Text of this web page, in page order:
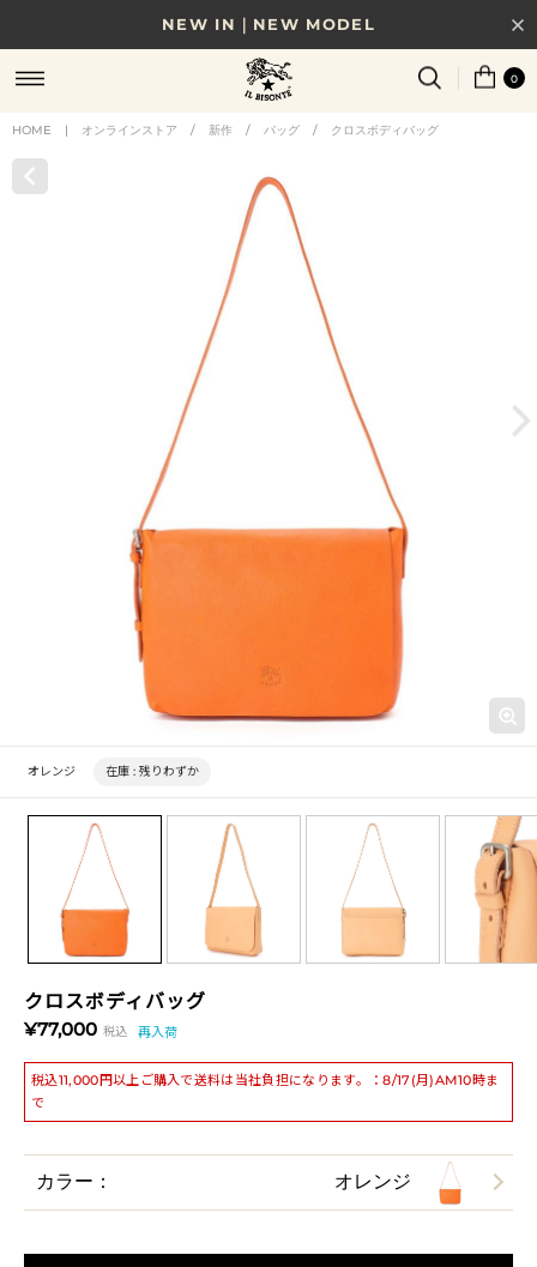
NEW IN｜NEW MODEL
8/17(月)10時まで｜税込11,000円以上で送料無料
贈る相手やシーンから選べる、新しいギフトガイド
0
HOME | オンラインストア / 新作 / バッグ / クロスボディバッグ
クロスボディバッグ
¥77,000 税込 再入荷
税込11,000円以上ご購入で送料は当社負担になります。：8/17(月)AM10時ま
で
オレンジ 在庫 : 残りわずか
カラー： オレンジ